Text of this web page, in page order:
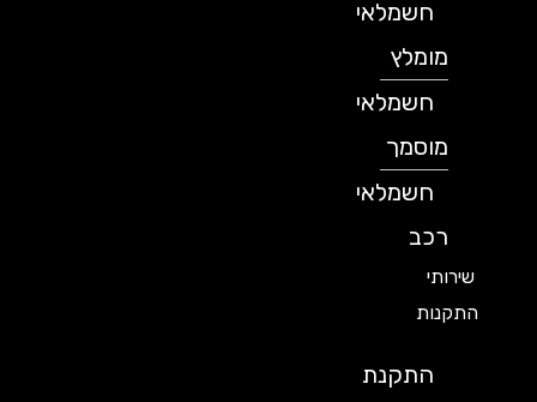
חשמלאי
מומלץ
חשמלאי
מוסמך
חשמלאי
שירותי
התקנות
התקנת